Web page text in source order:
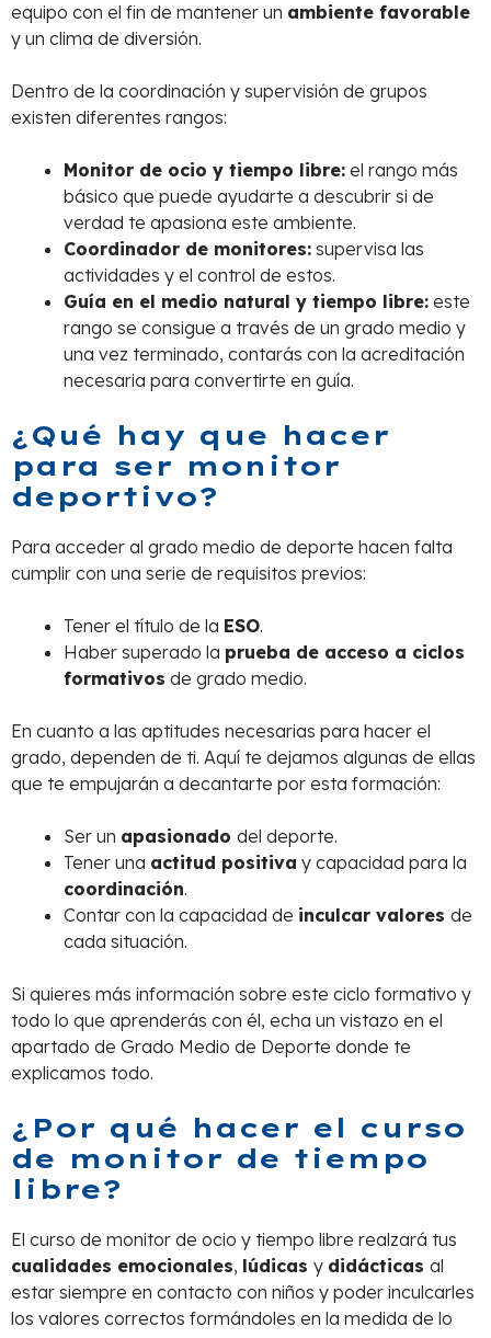
equipo con el fin de mantener un ambiente favorable
y un clima de diversión.
Dentro de la coordinación y supervisión de grupos
existen diferentes rangos:
Monitor de ocio y tiempo libre: el rango más
básico que puede ayudarte a descubrir si de
verdad te apasiona este ambiente.
Coordinador de monitores: supervisa las
actividades y el control de estos.
Guía en el medio natural y tiempo libre: este
rango se consigue a través de un grado medio y
una vez terminado, contarás con la acreditación
necesaria para convertirte en guía.
¿Qué hay que hacer
para ser monitor
deportivo?
Para acceder al grado medio de deporte hacen falta
cumplir con una serie de requisitos previos:
Tener el título de la ESO.
Haber superado la prueba de acceso a ciclos
formativos de grado medio.
En cuanto a las aptitudes necesarias para hacer el
grado, dependen de ti. Aquí te dejamos algunas de ellas
que te empujarán a decantarte por esta formación:
Ser un apasionado del deporte.
Tener una actitud positiva y capacidad para la
coordinación.
Contar con la capacidad de inculcar valores de
cada situación.
Si quieres más información sobre este ciclo formativo y
todo lo que aprenderás con él, echa un vistazo en el
apartado de Grado Medio de Deporte donde te
explicamos todo.
¿Por qué hacer el curso
de monitor de tiempo
libre?
El curso de monitor de ocio y tiempo libre realzará tus
cualidades emocionales, lúdicas y didácticas al
estar siempre en contacto con niños y poder inculcarles
los valores correctos formándoles en la medida de lo